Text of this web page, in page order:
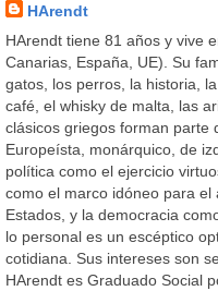
HArendt
HArendt tiene 81 años y vive
Canarias, España, UE). Su
gatos, los perros, la historia,
café, el whisky de malta, las
clásicos griegos forman parte
Europeísta, monárquico, de
política como el ejercicio
como el marco idóneo para
Estados, y la democracia
lo personal es un escéptico
cotidiana. Sus intereses son
HArendt es Graduado Social